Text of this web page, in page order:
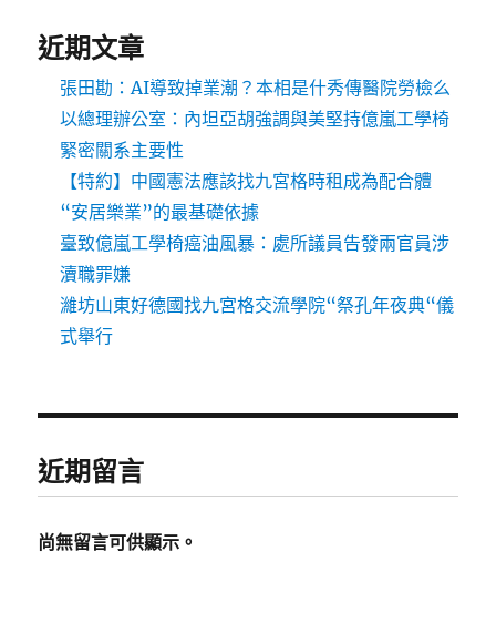
近期文章
張田勘：AI導致掉業潮？本相是什秀傳醫院勞檢么
以總理辦公室：內坦亞胡強調與美堅持億嵐工學椅
緊密關系主要性
【特約】中國憲法應該找九宮格時租成為配合體
“安居樂業”的最基礎依據
臺致億嵐工學椅癌油風暴：處所議員告發兩官員涉
瀆職罪嫌
濰坊山東好德國找九宮格交流學院“祭孔年夜典“儀
式舉行
近期留言
尚無留言可供顯示。